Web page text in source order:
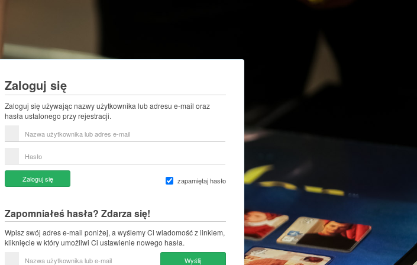
Zaloguj się
Zaloguj się używając nazwy użytkownika lub adresu e-mail oraz
hasła ustalonego przy rejestracji.
użytkownika
e-
mail
zapamiętaj hasło
Zaloguj się
Zapomniałeś hasła? Zdarza się!
Wpisz swój adres e-mail poniżej, a wyślemy Ci wiadomość z linkiem,
kliknięcie w który umożliwi Ci ustawienie nowego hasła.
Wyślij